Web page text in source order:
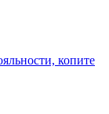
копите